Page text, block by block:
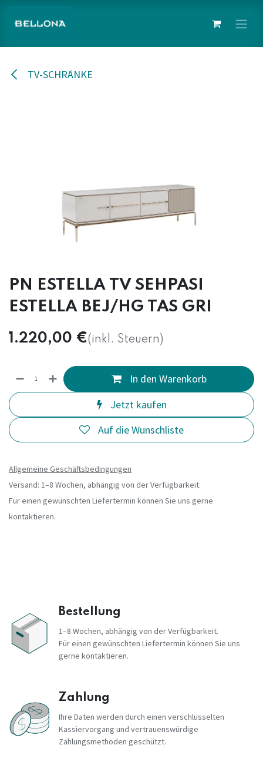
TV-SCHRÄNKE
PN ESTELLA TV SEHPASI
ESTELLA BEJ/HG TAS GRI
1.220,00 €(inkl. Steuern)
In den Warenkorb
Jetzt kaufen
Auf die Wunschliste
Allgemeine Geschäftsbedingungen
Versand: 1–8 Wochen, abhängig von der Verfügbarkeit.
Für einen gewünschten Liefertermin können Sie uns gerne
kontaktieren.
Bestellung
1–8 Wochen, abhängig von der Verfügbarkeit.
Für einen gewünschten Liefertermin können Sie uns
gerne kontaktieren.
Zahlung
Ihre Daten werden durch einen verschlüsselten
Kassiervorgang und vertrauenswürdige
Zahlungsmethoden geschützt.